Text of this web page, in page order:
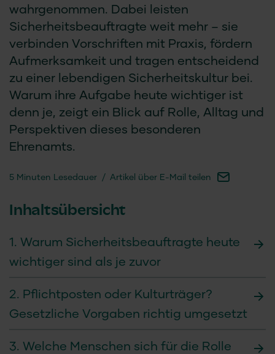
wahrgenommen. Dabei leisten
Sicherheitsbeauftragte weit mehr – sie
verbinden Vorschriften mit Praxis, fördern
Aufmerksamkeit und tragen entscheidend
zu einer lebendigen Sicherheitskultur bei.
Warum ihre Aufgabe heute wichtiger ist
denn je, zeigt ein Blick auf Rolle, Alltag und
Perspektiven dieses besonderen
Ehrenamts.
5 Minuten Lesedauer / Artikel über E-Mail teilen
Inhaltsübersicht
1. Warum Sicherheitsbeauftragte heute
wichtiger sind als je zuvor
2. Pflichtposten oder Kulturträger?
Gesetzliche Vorgaben richtig umgesetzt
3. Welche Menschen sich für die Rolle